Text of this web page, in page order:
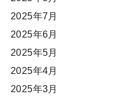
2025年7月
2025年6月
2025年5月
2025年4月
2025年3月